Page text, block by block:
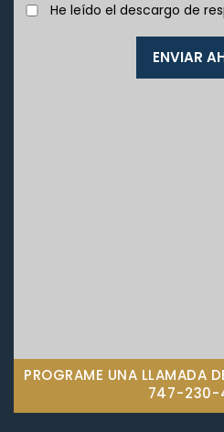
He leído el descargo de
PROGRAME UNA LLAMADA
747-